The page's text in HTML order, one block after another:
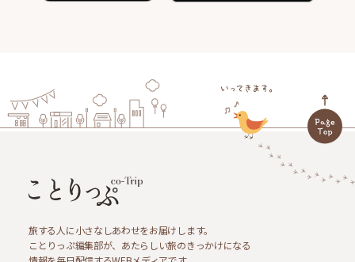
旅する人に小さなしあわせをお届けします。
ことりっぷ編集部が、あたらしい旅のきっかけになる